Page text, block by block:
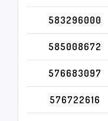
583296000
585008672
576683097
576722616